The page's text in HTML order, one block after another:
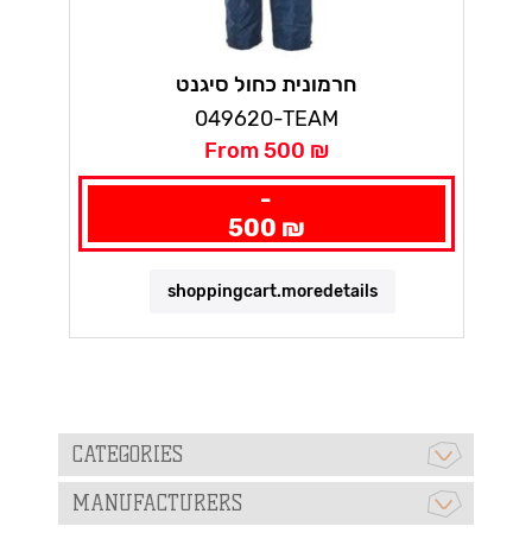
חרמונית כחול סיגנט
049620-TEAM
From 500 ₪
-
500 ₪
shoppingcart.moredetails
CATEGORIES
MANUFACTURERS